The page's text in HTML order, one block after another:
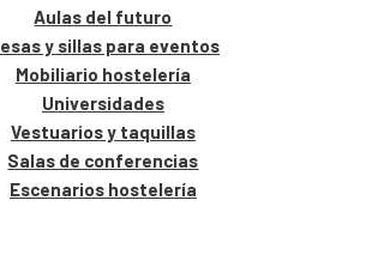
Aulas del futuro
y sillas para eventos
Mobiliario hostelería
Universidades
Vestuarios y taquillas
Salas de conferencias
Escenarios hostelería